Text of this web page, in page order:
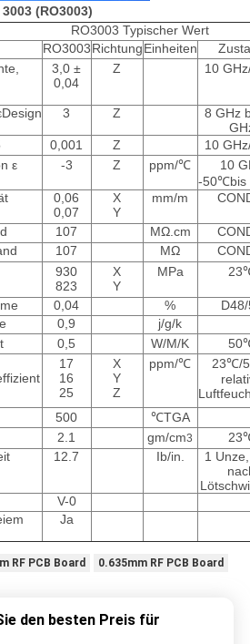
(RO3003)
RO3003 Typischer Wert
RO3003RichtungEinheiten
3,0 ±
0,04
Z 10
3 Z
8 GHz
0,001 Z
10
ε
-3 Z ppm/℃
10
-50℃bis
0,06
0,07
X
Y
mm/m
107 MΩ.cm
107 MΩ
930
823
X
Y
MPa 23
0,04 %
0,9
j/g/k
0,5 W/M/K 50
17
16
25
X
Y
Z
ppm/℃ 23℃/
500 ℃TGA
2.1 gm/cm3 23
12.7 Ib/in.
1
V-0
Ja
RF PCB Board 0.635mm RF PCB Board
den besten Preis für